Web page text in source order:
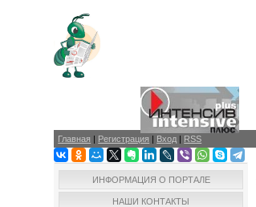
Главная | Регистрация | Вход | RSS
ИНФОРМАЦИЯ О ПОРТАЛЕ
НАШИ КОНТАКТЫ